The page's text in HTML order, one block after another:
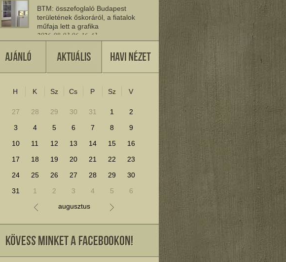
BTM: összefoglaló Budapest
területének őskoráról, a fiatalok
műfaja lett a grafika
2026-08-03 06:16:43
A múlt jövője
2026-07-27 22:37:30
További cikkek megjelenítéséhez kattints ide!
H K Sz Cs P Sz V
27 28 29 30 31 1
2
3
4 5 6 7 8
9
10
11 12 13 14 15
16
17
18 19 20 21 22
23
24
25 26 27 28 29
30
31
1 2 3 4 5
6
augusztus